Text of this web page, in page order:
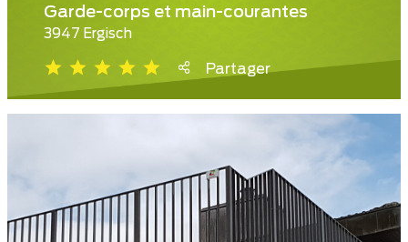
Garde-corps et main-courantes
3947 Ergisch
Partager